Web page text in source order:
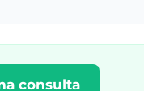
consulta